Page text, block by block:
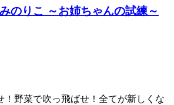
のりこ ～お姉ちゃんの試練～
！野菜で吹っ飛ばせ！全てが新しくな